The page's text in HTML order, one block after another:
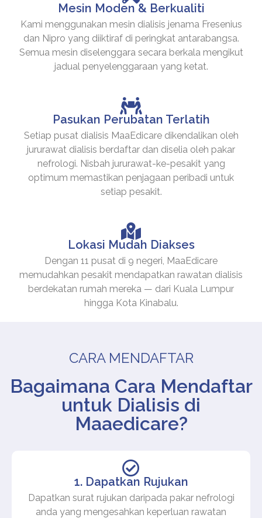
Mesin Moden & Berkualiti
Kami menggunakan mesin dialisis jenama Fresenius
dan Nipro yang diiktiraf di peringkat antarabangsa.
Semua mesin diselenggara secara berkala mengikut
jadual penyelenggaraan yang ketat.
Pasukan Perubatan Terlatih
Setiap pusat dialisis MaaEdicare dikendalikan oleh
jururawat dialisis berdaftar dan diselia oleh pakar
nefrologi. Nisbah jururawat-ke-pesakit yang
optimum memastikan penjagaan peribadi untuk
setiap pesakit.
Lokasi Mudah Diakses
Dengan 11 pusat di 9 negeri, MaaEdicare
memudahkan pesakit mendapatkan rawatan dialisis
berdekatan rumah mereka — dari Kuala Lumpur
hingga Kota Kinabalu.
CARA MENDAFTAR
Bagaimana Cara Mendaftar
untuk Dialisis di
Maaedicare?
1. Dapatkan Rujukan
Dapatkan surat rujukan daripada pakar nefrologi
anda yang mengesahkan keperluan rawatan